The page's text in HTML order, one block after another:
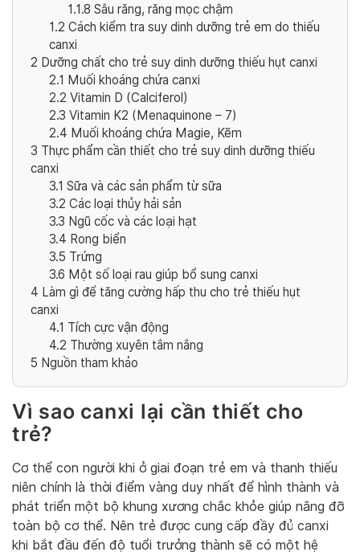
1.1.8 Sâu răng, răng mọc chậm
1.2 Cách kiểm tra suy dinh dưỡng trẻ em do thiếu
canxi
2 Dưỡng chất cho trẻ suy dinh dưỡng thiếu hụt canxi
2.1 Muối khoáng chứa canxi
2.2 Vitamin D (Calciferol)
2.3 Vitamin K2 (Menaquinone – 7)
2.4 Muối khoáng chứa Magie, Kẽm
3 Thực phẩm cần thiết cho trẻ suy dinh dưỡng thiếu
canxi
3.1 Sữa và các sản phẩm từ sữa
3.2 Các loại thủy hải sản
3.3 Ngũ cốc và các loại hạt
3.4 Rong biển
3.5 Trứng
3.6 Một số loại rau giúp bổ sung canxi
4 Làm gì để tăng cường hấp thu cho trẻ thiếu hụt
canxi
4.1 Tích cực vận động
4.2 Thường xuyên tắm nắng
5 Nguồn tham khảo
Vì sao canxi lại cần thiết cho
trẻ?
Cơ thể con người khi ở giai đoạn trẻ em và thanh thiếu
niên chính là thời điểm vàng duy nhất để hình thành và
phát triển một bộ khung xương chắc khỏe giúp nâng đỡ
toàn bộ cơ thể. Nên trẻ được cung cấp đầy đủ canxi
khi bắt đầu đến độ tuổi trưởng thành sẽ có một hệ